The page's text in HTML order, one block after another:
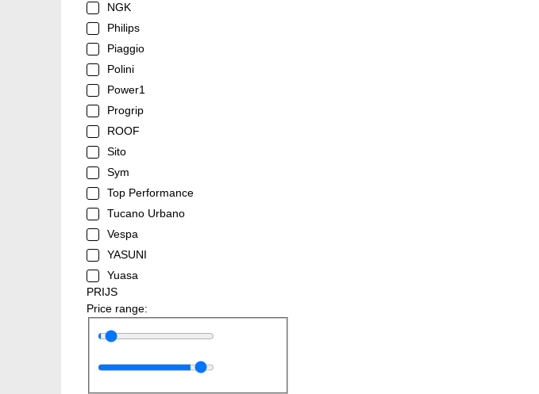
NGK
Philips
Piaggio
Polini
Power1
Progrip
ROOF
Sito
Sym
Top Performance
Tucano Urbano
Vespa
YASUNI
Yuasa
PRIJS
Price range: